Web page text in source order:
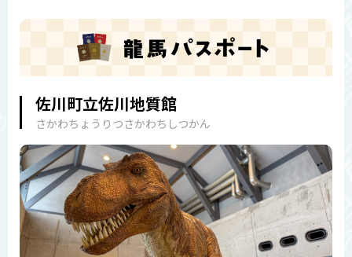
佐川町立佐川地質館
さかわちょうりつさかわちしつかん